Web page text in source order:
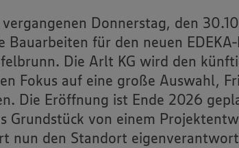
Donnerstag, den
Bauarbeiten für den neuen
Die Arlt KG wird den
Fokus auf eine große Auswahl,
Die Eröffnung ist Ende 2026
Grundstück von einem
nun den Standort